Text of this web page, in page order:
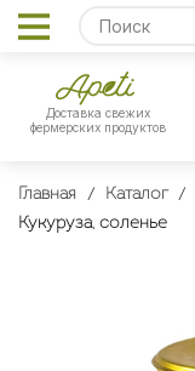
Доставка свежих
фермерских продуктов
Главная Каталог
Кукуруза, соленье